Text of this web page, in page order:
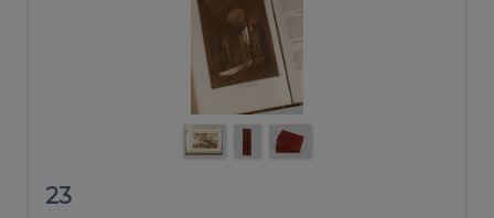
23